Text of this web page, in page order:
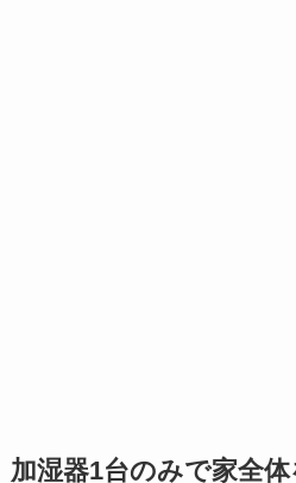
加湿器1台のみで家全